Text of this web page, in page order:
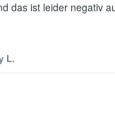
das ist leider negativ
L.